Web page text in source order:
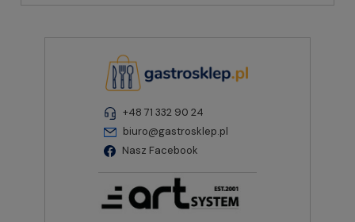
+48 71 332 90 24
biuro@gastrosklep.pl
Nasz Facebook